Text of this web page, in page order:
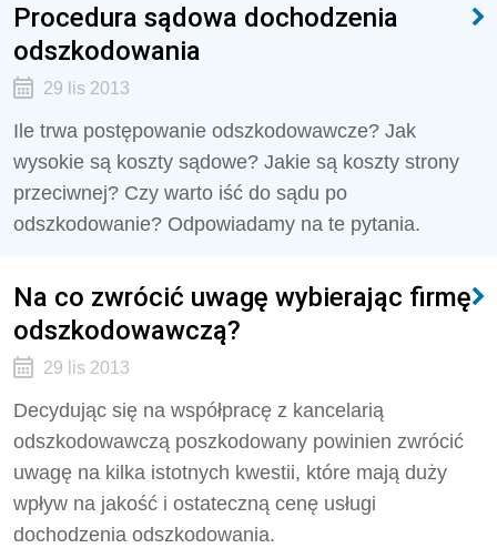
Procedura sądowa dochodzenia
odszkodowania
29 lis 2013
Ile trwa postępowanie odszkodowawcze? Jak
wysokie są koszty sądowe? Jakie są koszty strony
przeciwnej? Czy warto iść do sądu po
odszkodowanie? Odpowiadamy na te pytania.
Na co zwrócić uwagę wybierając firmę
odszkodowawczą?
29 lis 2013
Decydując się na współpracę z kancelarią
odszkodowawczą poszkodowany powinien zwrócić
uwagę na kilka istotnych kwestii, które mają duży
wpływ na jakość i ostateczną cenę usługi
dochodzenia odszkodowania.